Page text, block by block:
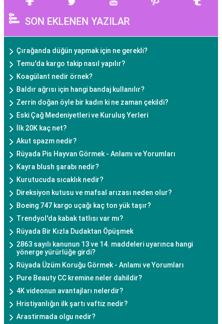
SON EKLENEN YAZILAR
Çırağanda düğün yapmak için ne gerekli?
Temu'da kargo takip nasıl yapılır?
Koagülant nedir örnek?
Baldır ağrısı için hangi bandaj kullanılır?
Zerrin doğan öyle bir kadın ki ne zaman çekildi?
Eski Çağ Medeniyetleri ve Kuruluş Yerleri
İlk 20K kaç net?
Akut spazm nedir?
Rüyada Pis Hayvan Görmek - Anlamı ve Yorumları
Kayra blush şarabı nedir?
Kurutucuda sıcaklık nedir?
Direksiyon kutusu ve mafsal arızası neden olur?
Boeing 747 kargo uçağı kaç ton yük taşır?
Trendyol'da kabak tatlısı var mı?
Rüyada Bir Kızla Dudaktan Öpüşmek
2863 sayılı kanunun 13 ve 14. maddeleri uyarınca hangi
yönerge yürürlüğe girdi?
Rüyada Üzüm Koruğu Görmek - Anlamı ve Yorumları
Pure Beauty CC kremine neler dahildir?
4K videonun avantajları nelerdir?
Hristiyanlığın ilk şartı vaftiz nedir?
Arastirmada olgu nedir?